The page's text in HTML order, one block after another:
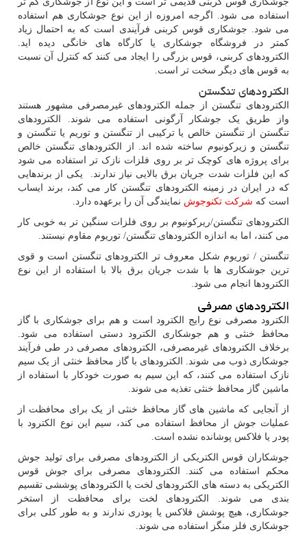
استفاده می شود. اگرجه امروزه از این نوع جوشکاری هم استفاده
می شود. جوشکاری قوس کربنی فرآیندی است که به احتمال زیاد
کمتر در فروشگاه جوشکاری یا کارگاه های خانگی دیده اید.
الکترودهای کربنی، قوس بزرگی را ایجاد می کنند که کنترل آن نسبت
به قوس های دیگر سخت تر است.
الکترودهای تنگستن
الکترودهای تنگستن از جمله الکترودهای غیرمصرفی مشهور هستند
واز طریق یک جوشکار آرگونی استفاده می شوند. الکترودهای
تنگستن از تنگستن خالص یا ترکیبی از تنگستن و توریم یا تنگستن و
تنگستن و زیرکونیوم ساخته شده اند. از الکترودهای تنگستن خالص
برای پروژه های کوچک تر بر روی فلزات نازک تر استفاده می شود
که این فلزات شدت جریان برق بالایی نیاز ندارند. یکی از برندهایی
که در ایران در زمینه الکترودهای تنگستن کار می کند، برند ایساب
است که شرکت تکنوجوش نمایندگی آن را برعهده دارد.
الکترودهای تنگستن/ریرکونیوم بر روی فلزات سنگین تر به خوبی کار
می کنند، اما به اندازه الکترودهای تنگستن/ توریوم مقاوم نیستند.
تنگستن / توریوم شکل معروف تر الکترودهای تنگستن است و قوی
ترین جوشکاری ها با شدت جریان برق بالا با استفاده از این نوع
الکترودها انجام می شود.
الکترودهای مصرفی
الکترود مصرفی نوع رایج الکترود است و هم برای جوشکاری با گاز
محافظ خنثی و هم جوشکاری الکترود دستی استفاده می شود.
برخلاف الکترودهای غیرمصرفی، الکترودهای مصرفی در طی فرآیند
جوشکاری ذوب می شوند. الکترودهای با گاز محافظ خنثی از یک سیم
نازک استفاده می کنند، که این سیم به صورت خودکار با استفاده از
ماشین گاز محافظ خنثی تغذیه می شوند.
از آنجایی که ماشین های گاز محافظ خنثی از یک برای محافظت از
عملیات جوش از محافظ استفاده می کند، سیم این نوع الکترود با
پودر یا فلاکس پوشانده نشده است.
جوشکاران قوس الکتریکی از الکترودهای مصرفی برای تولید جوش
محکم استفاده می کنند. الکترودهای مصرفی برای جوش قوس
الکتریکی به دسته های الکترودهای لخت یا الکترودهای پوششی تقسیم
بندی می شوند. الکترودهای لخت برای محافظت از استخر
جوشکاری، هیچ پوشش فلاکس یا پودری ندارند و به طور کلی برای
جوشکاری فلز منگز استفاده می شوند.